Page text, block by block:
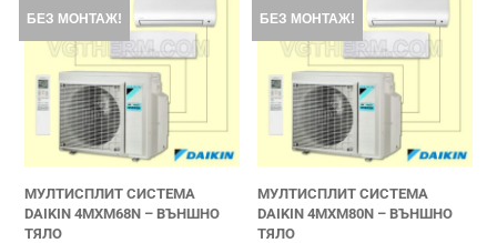
БЕЗ МОНТАЖ!
МУЛТИСПЛИТ СИСТЕМА
DAIKIN 4MXM68N – ВЪНШНО
ТЯЛО
БЕЗ МОНТАЖ!
МУЛТИСПЛИТ СИСТЕМА
DAIKIN 4MXM80N – ВЪНШНО
ТЯЛО